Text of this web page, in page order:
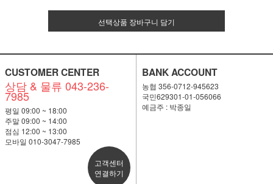
선택상품 장바구니 담기
CUSTOMER CENTER
상담 & 물류 043-236-
7985
평일 09:00 ~ 18:00
주말 09:00 ~ 14:00
점심 12:00 ~ 13:00
모바일 010-3047-7985
고객센터
연결하기
BANK ACCOUNT
농협 356-0712-945623
국민629301-01-056066
예금주 : 박종일